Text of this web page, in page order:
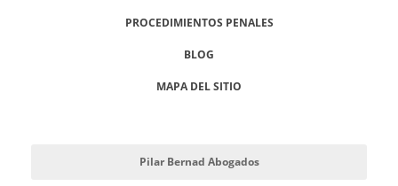
PROCEDIMIENTOS PENALES
BLOG
MAPA DEL SITIO
Pilar Bernad Abogados